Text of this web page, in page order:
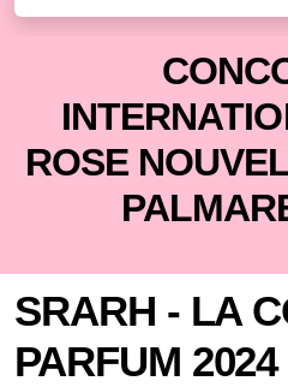
ROSE
SRARH - LA
PARFUM 2024